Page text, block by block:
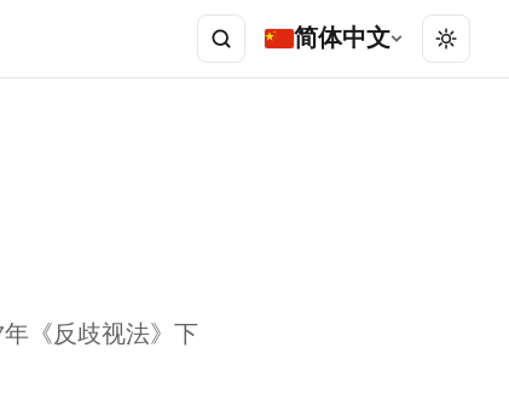
简体中文
年《反歧视法》下